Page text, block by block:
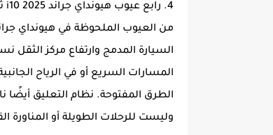
4. رابع عيوب هيونداي جراند i10 2025 ثباتها الأقل على الطرق السريعة
السيارة المدمج وارتفاع مركز
المسارات السريع أو في الرياح
الطرق المفتوحة. نظام التعليق أيضًا
وليست للرحلات الطويلة أو المناورة